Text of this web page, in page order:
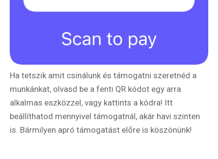
Ha tetszik amit csinálunk és támogatni szeretnéd a
munkánkat, olvasd be a fenti QR kódot egy arra
alkalmas eszközzel, vagy kattints a kódra! Itt
beállíthatod mennyivel támogatnál, akár havi szinten
is. Bármilyen apró támogatást előre is köszönünk!